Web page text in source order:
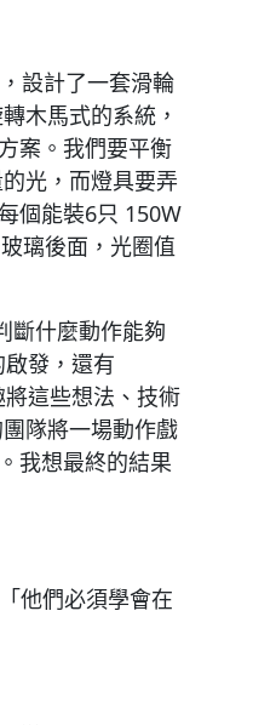
設計了一套滑輪
木馬式的系統，
案。我們要平衡
光，而燈具要弄
個能裝6只 150W
璃後面，光圈值
斷什麼動作能夠
發，還有
這些想法、技術
隊將一場動作戲
我想最終的結果
他們必須學會在